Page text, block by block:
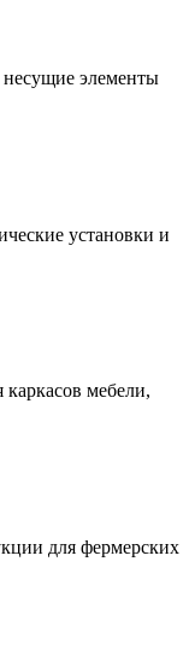
элементы
установки и
мебели,
для фермерских